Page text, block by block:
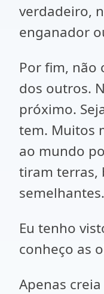
verdadeiro,
enganador
Por fim, não
dos outros.
próximo.
tem. Muitos
ao mundo
tiram terras,
semelhantes.
Eu tenho
conheço as
Apenas